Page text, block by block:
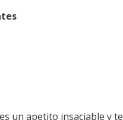
un apetito insaciable y te